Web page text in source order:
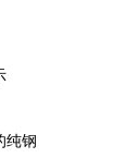
纯钢